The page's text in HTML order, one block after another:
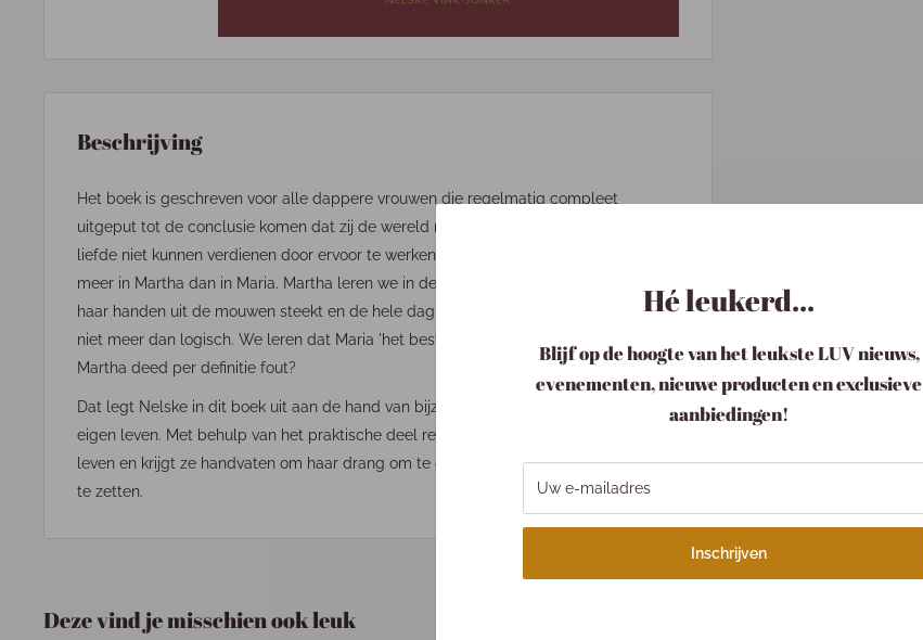
Hé leukerd...
Blijf op de hoogte van het leukste LUV nieuws,
evenementen, nieuwe producten en exclusieve
aanbiedingen!
Uw e-mailadres
Inschrijven
Beschrijving
Het boek is geschreven voor alle dappere vrouwen die regelmatig compleet
uitgeput tot de conclusie komen dat zij de wereld niet kunnen redden en Jezus'
liefde niet kunnen verdienen door ervoor te werken. Deze vrouwen herkennen zich
meer in Martha dan in Maria. Martha leren we in de Bijbel kennen als een vrouw die
haar handen uit de mouwen steekt en de hele dag druk in de weer is. Ze vindt het
niet meer dan logisch. We leren dat Maria 'het beste' deel koos, maar maakt dat wat
Martha deed per definitie fout?
Dat legt Nelske in dit boek uit aan de hand van bijzondere voorbeelden uit haar
eigen leven. Met behulp van het praktische deel reflecteert de lezer op haar eigen
leven en krijgt ze handvaten om haar drang om te geven op een gezonde manier in
te zetten.
Deze vind je misschien ook leuk